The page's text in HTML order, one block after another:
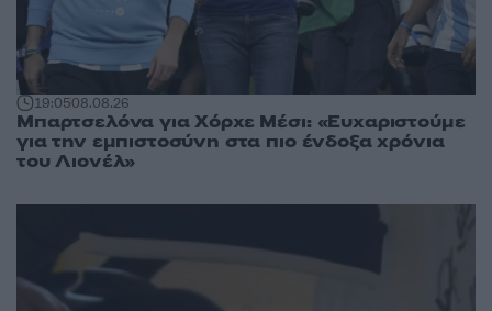
19:0508.08.26
Μπαρτσελόνα για Χόρχε Μέσι: «Ευχαριστούμε
για την εμπιστοσύνη στα πιο ένδοξα χρόνια
του Λιονέλ»